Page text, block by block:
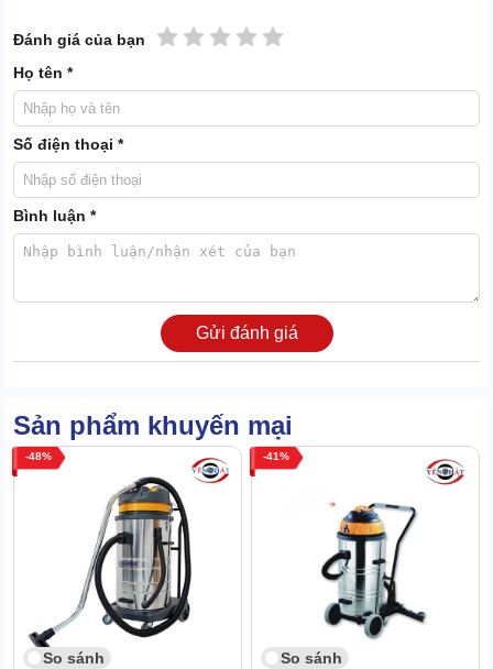
1.3 Dung tích lớn, vận hành ổn định
Máy hút bụi SANCOS 3261W chạy bằng nguồn điện có thể lên đến
240V/50Hz. Từ đó,
chạy rất
khỏe và mạnh mẽ.
Thùng chứa có dung tích tới 20 lít, không cần tốn thời gian để đổ
rác nhiều lần. Quá trình vận hành diễn ra liên tục, nhanh chóng.
Thiết bị có dây cáp điện dài, làm sạch ở nhiều vị trí với không gian
rộng. Đồng thời, mang đến cảm giác thoải mái xuyên suốt quá
Phần chân máy sở hữu hệ thống bánh xe cơ động. Linh hoạt xách
tay dịch chuyển qua nhiều vị trí bằng tay cầm ở nắp máy.
Đánh giá của bạn 5 sao
4 sao
3 sao
2 sao
1 sao
Họ tên *
Số điện thoại *
Bình luận *
Gửi đánh giá
Sản phẩm khuyến mại
48
So sánh
41
So sánh